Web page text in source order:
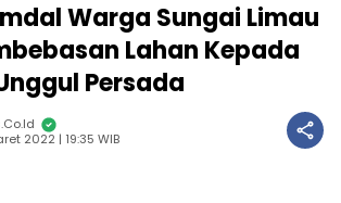
Warga Sungai Limau
Lahan Kepada
Persada
2022 | 19:35 WIB